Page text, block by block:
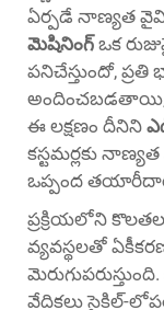
ఏర్పడే నాణ్యత
మెషినింగ్ఒక
పనిచేస్తుందో,
అందించబడతాయి,
ఈ లక్షణం దీనిని
కస్టమర్లకు
ఒప్పంద
ప్రక్రియలోని
వ్యవస్థలతో
వేదికలు సైకిల్-